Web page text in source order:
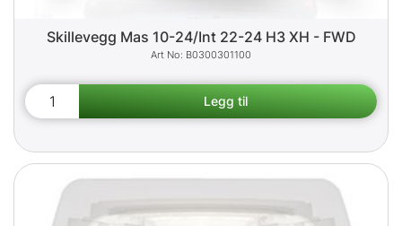
Skillevegg Mas 10-24/Int 22-24 H3 XH - FWD
B0300301100